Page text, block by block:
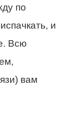
по
и
Всю
вам